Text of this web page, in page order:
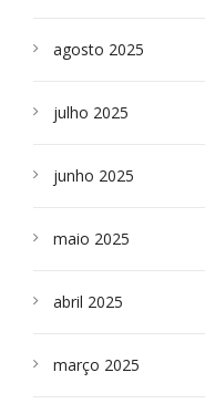
agosto 2025
julho 2025
junho 2025
maio 2025
abril 2025
março 2025